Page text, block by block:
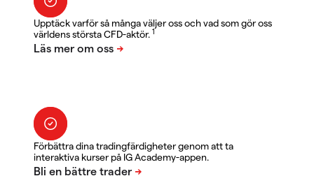
Upptäck varför så många väljer oss och vad som gör oss
världens största CFD-aktör. 1
Förbättra dina tradingfärdigheter genom att ta
interaktiva kurser på IG Academy-appen.